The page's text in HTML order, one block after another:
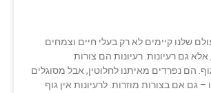
שלנו קיימים לא רק בעלי חיים וצמחים
אלא גם רעיונות. רעיונות הם צורות
הם נפרדים מאיתנו לחלוטין, אבל מסוגלים
– גם אם בצורות מוזרות. לרעיונות אין גוף